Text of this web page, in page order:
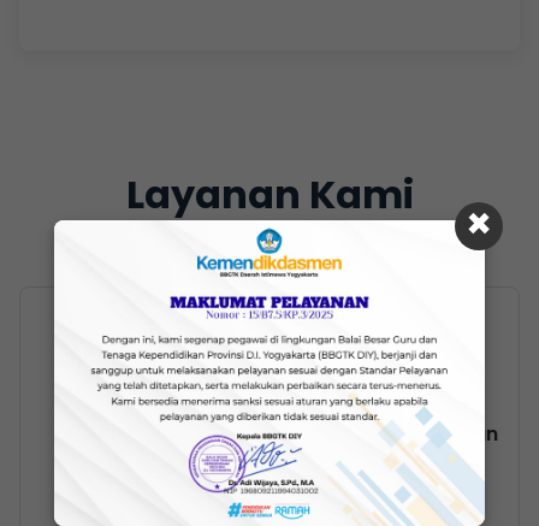
×
Layanan Kami
Formulir
Permohonan
Formulir Keberatan
Informasi